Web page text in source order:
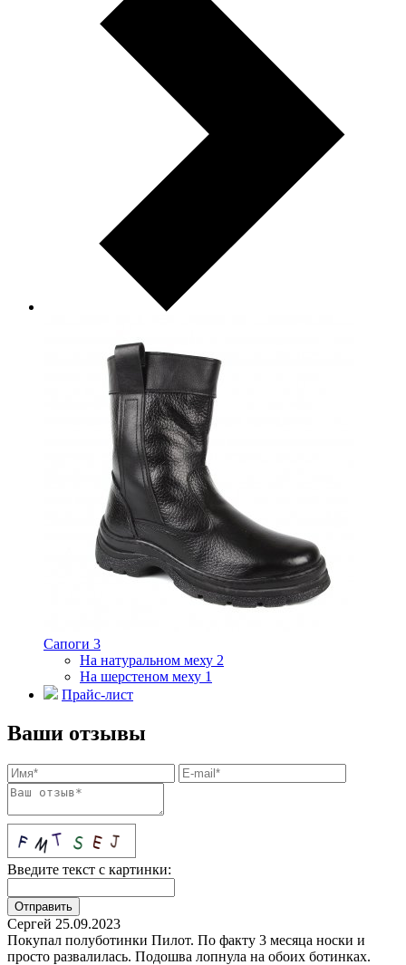
Сапоги 3
На натуральном меху 2
На шерстеном меху 1
Прайс-лист
Ваши отзывы
Введите текст с картинки:
Сергей 25.09.2023
Покупал полуботинки Пилот. По факту 3 месяца носки и
просто развалилась. Подошва лопнула на обоих ботинках.